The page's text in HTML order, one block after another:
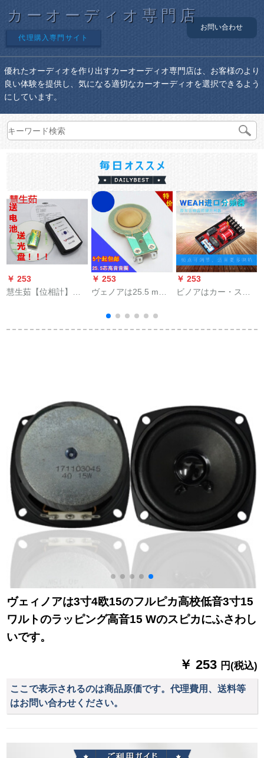
カーオーディオ専門店
代理購入専門サイト
お問い合わせ
優れたオーディオを作り出すカーオーディオ専門店は、お客様のより
良い体験を提供し、気になる適切なカーオーディオを選択できるよう
にしています。
￥ 253
慧生茹【位相計】カ
シリーズのデバック
￥ 253
ヴェノアは25.5 mm
のコーネル号の角膜
のラッピングの音の
￥ 253
ビノアはカー・ステ
周器の音質向上器を
ヴェィノアは3寸4欧15のフルピカ高校低音3寸15
ワルトのラッピング高音15 Wのスピカにふさわし
いです。
￥ 253 円(税込)
ここで表示されるのは商品原価です。代理費用、送料等
はお問い合わせください。